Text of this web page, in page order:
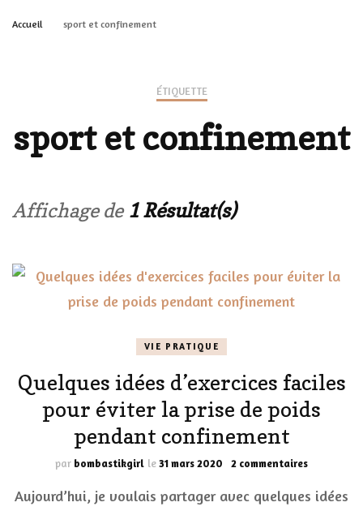
Accueil sport et confinement
ÉTIQUETTE
sport et confinement
Affichage de 1 Résultat(s)
VIE PRATIQUE
Quelques idées d’exercices faciles
pour éviter la prise de poids
pendant confinement
par bombastikgirl le31 mars 2020 2 commentairessur
idées
Aujourd’hui, je voulais partager avec quelques idées